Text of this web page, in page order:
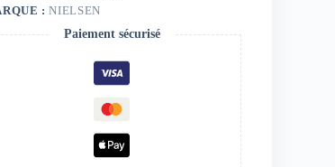
:NIELSEN
Paiement sécurisé